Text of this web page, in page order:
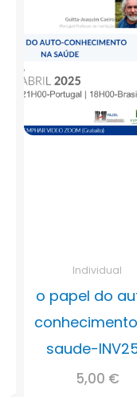
Individual
o papel do
saude-
5,00 €